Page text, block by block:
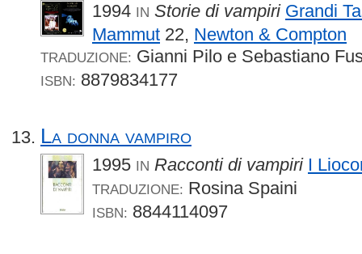
1994 IN Storie di vampiri Grandi
Mammut 22, Newton & Compton
TRADUZIONE: Gianni Pilo e Sebastiano
ISBN: 8879834177
La donna vampiro
1995 IN Racconti di vampiri I
TRADUZIONE: Rosina Spaini
ISBN: 8844114097